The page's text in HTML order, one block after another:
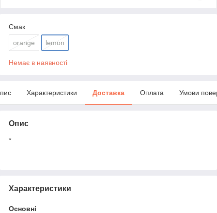
Смак
orange lemon
Немає в наявності
Характеристики Доставка Оплата Умови
Опис
*
Характеристики
Основні